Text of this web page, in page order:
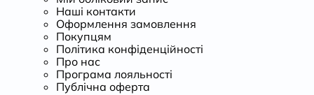
Наші контакти
Оформлення замовлення
Покупцям
Політика конфіденційності
Про нас
Програма лояльності
Публічна оферта